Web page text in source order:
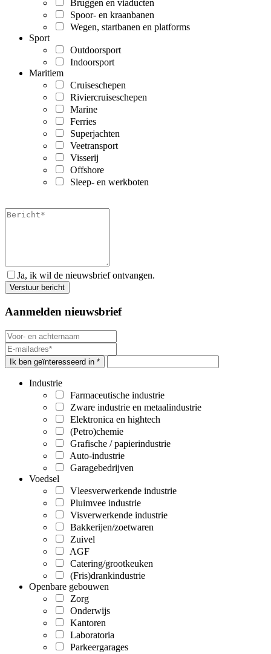
Bruggen en viaducten
Spoor- en kraanbanen
Wegen, startbanen en platforms
Sport
Outdoorsport
Indoorsport
Maritiem
Cruiseschepen
Riviercruiseschepen
Marine
Ferries
Superjachten
Veetransport
Visserij
Offshore
Sleep- en werkboten
Ja, ik wil de nieuwsbrief ontvangen.
Aanmelden nieuwsbrief
Ik ben geïnteresseerd in *
Industrie
Farmaceutische industrie
Zware industrie en metaalindustrie
Elektronica en hightech
(Petro)chemie
Grafische / papierindustrie
Auto-industrie
Garagebedrijven
Voedsel
Vleesverwerkende industrie
Pluimvee industrie
Visverwerkende industrie
Bakkerijen/zoetwaren
Zuivel
AGF
Catering/grootkeuken
(Fris)drankindustrie
Openbare gebouwen
Zorg
Onderwijs
Kantoren
Laboratoria
Parkeergarages